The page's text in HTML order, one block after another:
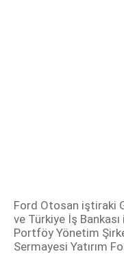
Ford Otosan iştiraki
ve Türkiye İş
Portföy Yönetim
Sermayesi Yatırım